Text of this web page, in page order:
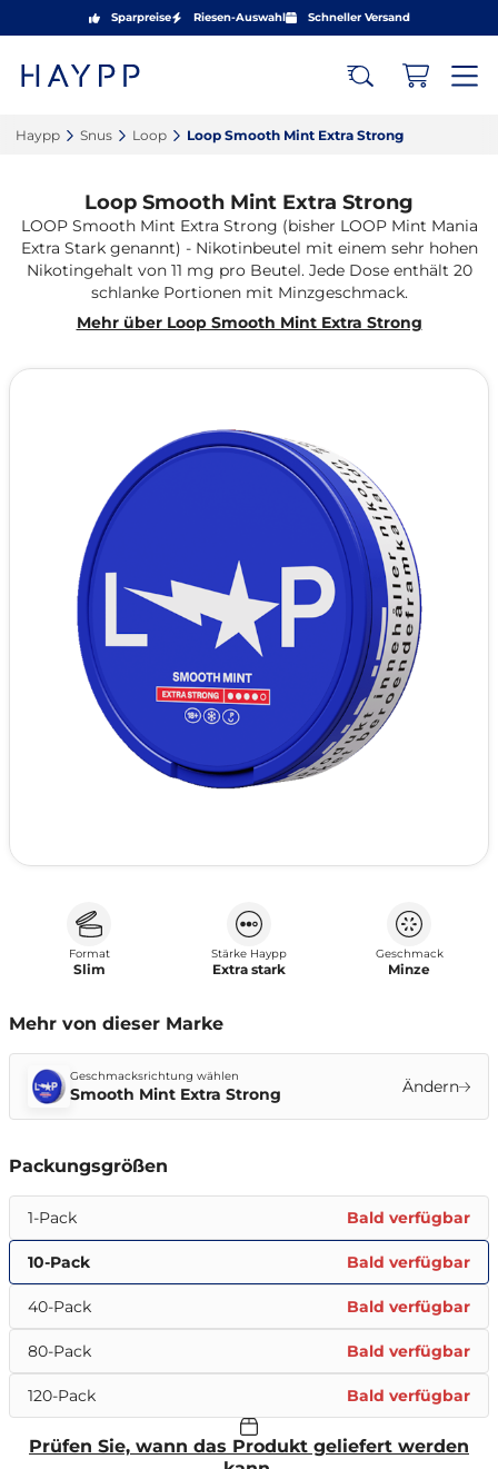
Sparpreise Riesen-Auswahl Schneller Versand
Haypp‎ Snus‎ Loop‎ Loop Smooth Mint Extra Strong‎
Loop Smooth Mint Extra Strong
LOOP Smooth Mint Extra Strong (bisher LOOP Mint Mania
Extra Stark genannt) - Nikotinbeutel mit einem sehr hohen
Nikotingehalt von 11 mg pro Beutel. Jede Dose enthält 20
schlanke Portionen mit Minzgeschmack.
Mehr über Loop Smooth Mint Extra Strong
Format
Slim
Stärke Haypp
Extra stark
Geschmack
Minze
Mehr von dieser Marke
Geschmacksrichtung wählen
Smooth Mint Extra Strong Ändern
Packungsgrößen
1-Pack Bald verfügbar
10-Pack Bald verfügbar
40-Pack Bald verfügbar
80-Pack Bald verfügbar
120-Pack Bald verfügbar
Prüfen Sie, wann das Produkt geliefert werden